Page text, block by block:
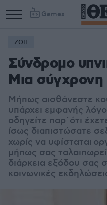
Games
ΖΩΗ
Σύνδρομο
Μια σύγχρονη
Μήπως αισθάνεστε
υπάρχει εμφανής
οδηγείτε παρ΄ότι
ίσως διαπιστώσατε
χωρίς να υφίσταται
μήπως σας
διάρκεια εξόδου σας
κοινωνικές